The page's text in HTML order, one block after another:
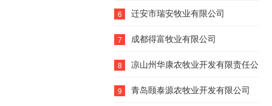
6 迁安市瑞安牧业有限公司
7 成都得富牧业有限公司
8 凉山州华康农牧业开发有限责任公司
9 青岛颐泰源农牧业开发有限公司